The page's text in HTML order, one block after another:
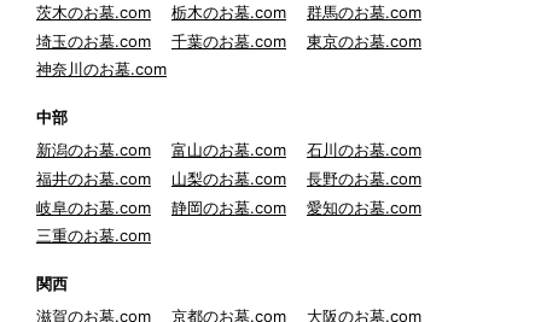
茨木のお墓.com
栃木のお墓.com
群馬のお墓.com
埼玉のお墓.com
千葉のお墓.com
東京のお墓.com
神奈川のお墓.com
中部
新潟のお墓.com
富山のお墓.com
石川のお墓.com
福井のお墓.com
山梨のお墓.com
長野のお墓.com
岐阜のお墓.com
静岡のお墓.com
愛知のお墓.com
三重のお墓.com
関西
滋賀のお墓.com
京都のお墓.com
大阪のお墓.com